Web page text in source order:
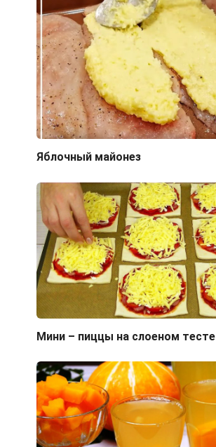
Яблочный майонез
Мини – пиццы на слоеном тесте